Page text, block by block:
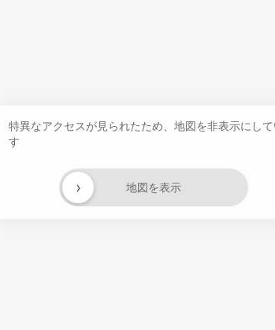
特異なアクセスが見られたため、地図を非表示にして
す
地図を表示
›